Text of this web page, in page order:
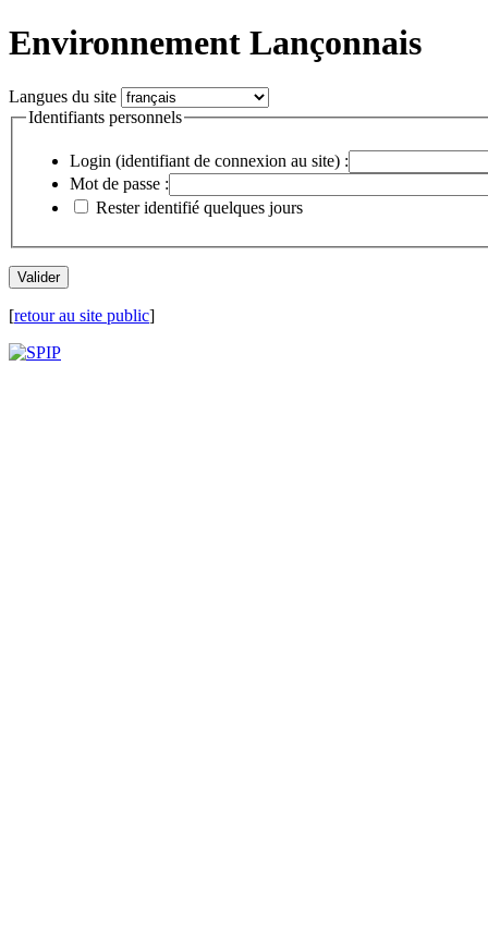
Environnement Lançonnais
Langues du site
Identifiants personnels
Login (identifiant de connexion au site) :
Mot de passe :
Rester identifié quelques jours
[retour au site public]